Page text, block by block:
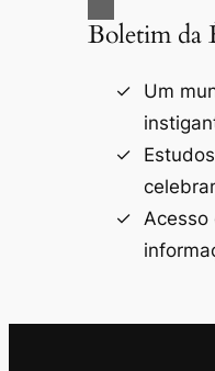
Boletim da
Um
Acesso